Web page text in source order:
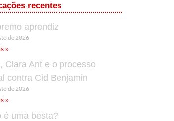
recentes
aprendiz
de 2026
»
Clara Ant e o processo
contra Cid Benjamin
de 2026
»
é uma besta?